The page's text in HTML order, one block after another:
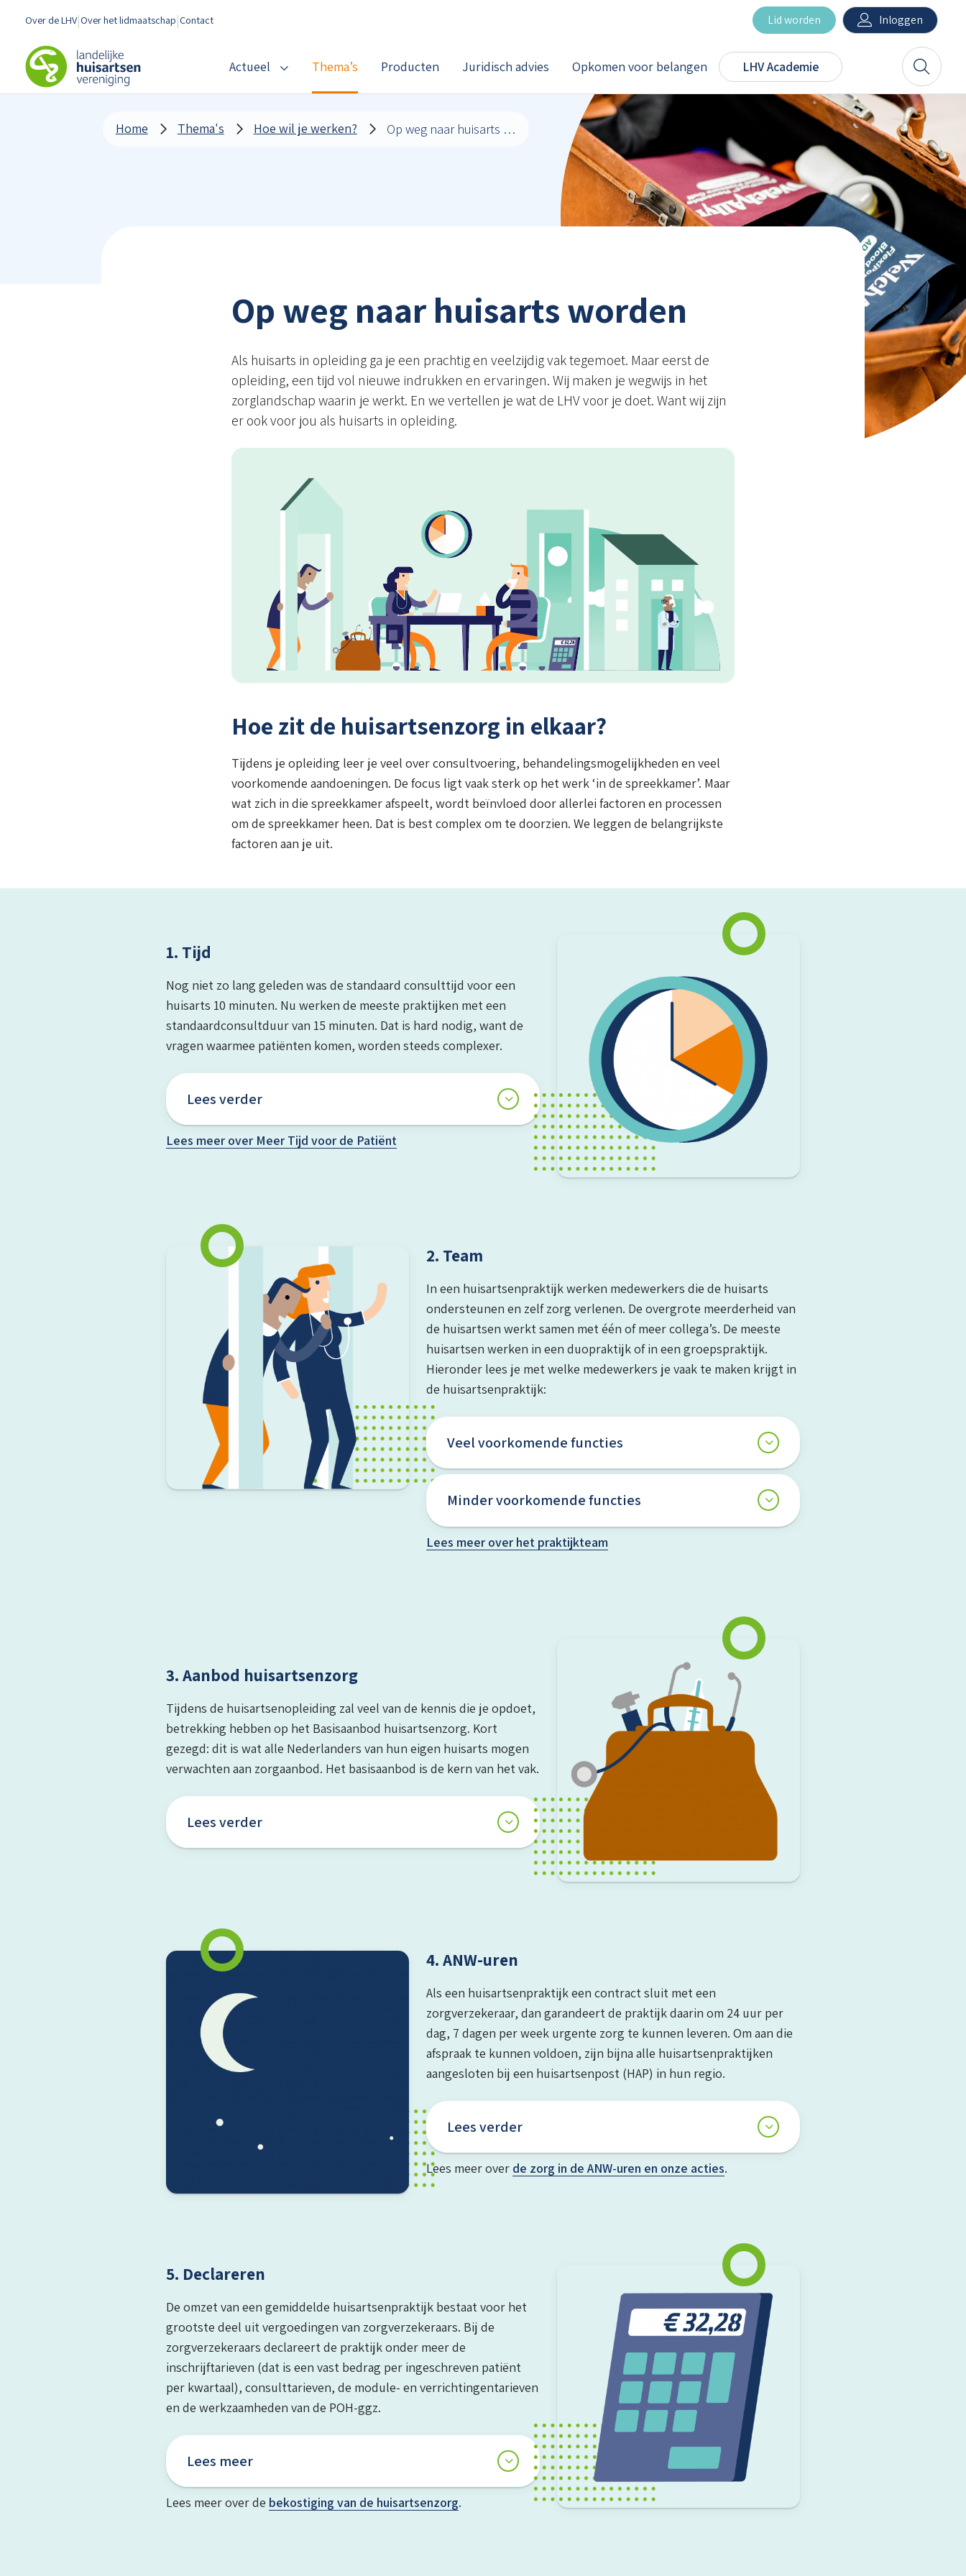
Over de LHV Over het lidmaatschap Contact Lid worden Inloggen
LHV
Actueel Thema’s Producten Juridisch advies Opkomen voor belangen LHV Academie
Zoeken
Home Thema's Hoe wil je werken? Op weg naar huisarts worden
Op weg naar huisarts worden
Als huisarts in opleiding ga je een prachtig en veelzijdig vak tegemoet. Maar eerst de
opleiding, een tijd vol nieuwe indrukken en ervaringen. Wij maken je wegwijs in het
zorglandschap waarin je werkt. En we vertellen je wat de LHV voor je doet. Want wij zijn
er ook voor jou als huisarts in opleiding.
Hoe zit de huisartsenzorg in elkaar?
Tijdens je opleiding leer je veel over consultvoering, behandelingsmogelijkheden en veel
voorkomende aandoeningen. De focus ligt vaak sterk op het werk ‘in de spreekkamer’. Maar
wat zich in die spreekkamer afspeelt, wordt beïnvloed door allerlei factoren en processen
om de spreekkamer heen. Dat is best complex om te doorzien. We leggen de belangrijkste
factoren aan je uit.
1. Tijd
Nog niet zo lang geleden was de standaard consulttijd voor een
huisarts 10 minuten. Nu werken de meeste praktijken met een
standaardconsultduur van 15 minuten. Dat is hard nodig, want de
vragen waarmee patiënten komen, worden steeds complexer.
Lees verder
Lees meer over Meer Tijd voor de Patiënt
2. Team
In een huisartsenpraktijk werken medewerkers die de huisarts
ondersteunen en zelf zorg verlenen. De overgrote meerderheid van
de huisartsen werkt samen met één of meer collega’s. De meeste
huisartsen werken in een duopraktijk of in een groepspraktijk.
Hieronder lees je met welke medewerkers je vaak te maken krijgt in
de huisartsenpraktijk:
Veel voorkomende functies
Minder voorkomende functies
Lees meer over het praktijkteam
3. Aanbod huisartsenzorg
Tijdens de huisartsenopleiding zal veel van de kennis die je opdoet,
betrekking hebben op het Basisaanbod huisartsenzorg. Kort
gezegd: dit is wat alle Nederlanders van hun eigen huisarts mogen
verwachten aan zorgaanbod. Het basisaanbod is de kern van het vak.
Lees verder
4. ANW-uren
Als een huisartsenpraktijk een contract sluit met een
zorgverzekeraar, dan garandeert de praktijk daarin om 24 uur per
dag, 7 dagen per week urgente zorg te kunnen leveren. Om aan die
afspraak te kunnen voldoen, zijn bijna alle huisartsenpraktijken
aangesloten bij een huisartsenpost (HAP) in hun regio.
Lees verder
Lees meer over de zorg in de ANW-uren en onze acties.
5. Declareren
De omzet van een gemiddelde huisartsenpraktijk bestaat voor het
grootste deel uit vergoedingen van zorgverzekeraars. Bij de
zorgverzekeraars declareert de praktijk onder meer de
inschrijftarieven (dat is een vast bedrag per ingeschreven patiënt
per kwartaal), consulttarieven, de module- en verrichtingentarieven
en de werkzaamheden van de POH-ggz.
Lees meer
Lees meer over de bekostiging van de huisartsenzorg.